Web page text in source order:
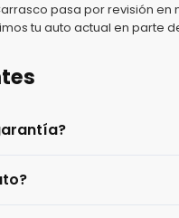
pasa por revisión en
tu auto actual en parte